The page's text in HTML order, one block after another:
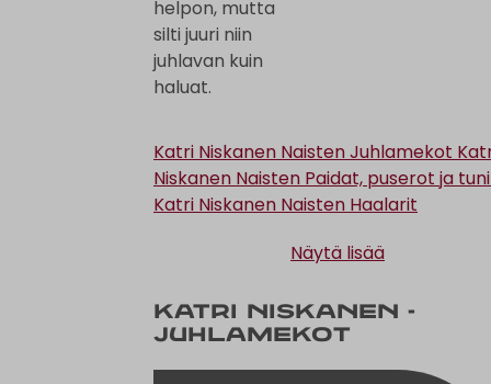
helpon, mutta
silti juuri niin
juhlavan kuin
haluat.
Katri Niskanen Naisten Juhlamekot
Niskanen Naisten Paidat, puserot ja
Katri Niskanen Naisten Haalarit
Näytä lisää
Katri Niskanen -
Juhlamekot